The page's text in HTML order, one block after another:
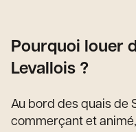
Pourquoi louer
Levallois ?
Au bord des quais de
commerçant et